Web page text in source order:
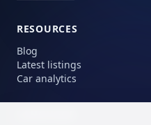
RESOURCES
Blog
Latest listings
Car analytics